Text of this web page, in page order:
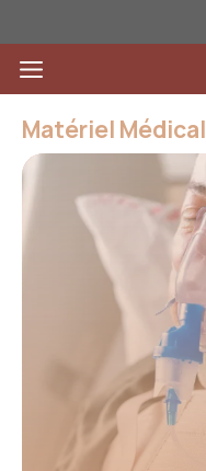
au
contenuMenu
Matériel Médical